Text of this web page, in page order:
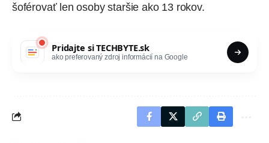
šoférovať len osoby staršie ako 13 rokov.
Pridajte siTECHBYTE.sk
ako preferovaný zdroj informácií na Google